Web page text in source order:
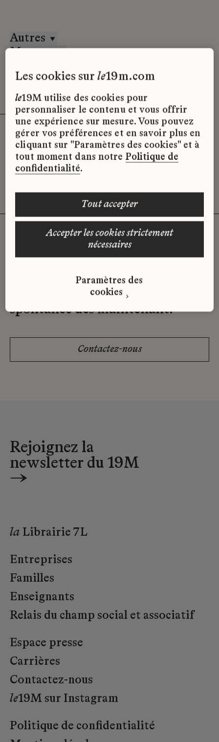
Autres
Massaro
Désolé, il semble qu’il n’y ait pas
d’offres d’emploi disponibles pour le
moment.
Vous n'avez pas trouvé d'offre
qui correspond à votre profil ?
Envoyez-nous votre candidature
spontanée dès maintenant.
Contactez-nous
Rejoignez la
newsletter du 19M
→
la Librairie 7L
Entreprises
Familles
Enseignants
Relais du champ social et associatif
Espace presse
Carrières
Contactez-nous
le19M sur Instagram
Politique de confidentialité
les cookies surle19m.com
le19M utilise des cookies pour
personnaliser le contenu et vous offrir
une expérience sur mesure. Vous pouvez
gérer vos préférences et en savoir plus en
cliquant sur "Paramètres des cookies" et à
tout moment dans notre Politique de
confidentialité.
accepter les cookies strictement
nécessaires
tout accepter
Paramètres des
cookies